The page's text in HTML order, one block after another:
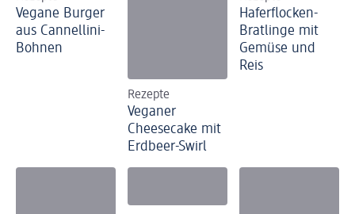
Vegane Burger
aus Cannellini-
Bohnen
Rezepte
Veganer
Cheesecake mit
Erdbeer-Swirl
Haferflocken-
Bratlinge mit
Gemüse und
Reis